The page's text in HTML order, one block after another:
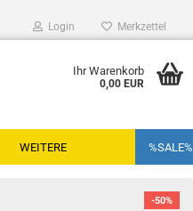
Login Merkzettel
Ihr Warenkorb
0,00 EUR
%SALE%
WEITERE
-50%